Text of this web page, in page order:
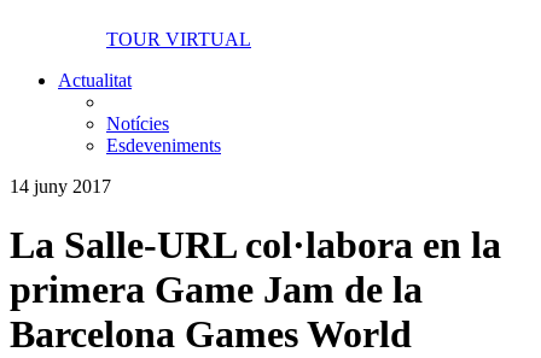
TOUR VIRTUAL
Actualitat
Notícies
Esdeveniments
14 juny 2017
La Salle-URL col·labora en la
primera Game Jam de la
Barcelona Games World